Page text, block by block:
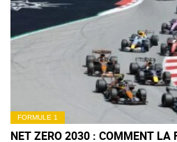
FORMULE 1
NET ZERO 2030 : COMMENT LA